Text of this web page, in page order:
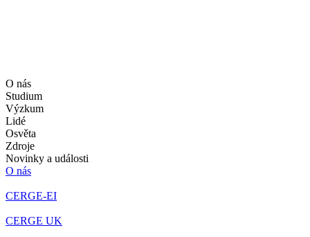
O nás
Studium
Výzkum
Lidé
Osvěta
Zdroje
Novinky a události
O nás
CERGE-EI
CERGE UK